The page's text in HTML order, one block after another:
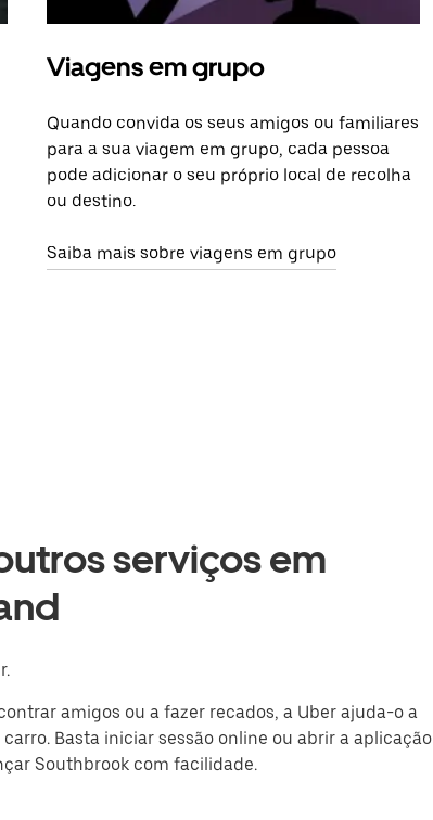
Viagens em grupo
Quando convida os seus amigos ou familiares
para a sua viagem em grupo, cada pessoa
pode adicionar o seu próprio local de recolha
ou destino.
Saiba mais sobre viagens em grupo
serviços em
amigos ou a fazer recados, a Uber ajuda-o a
Basta iniciar sessão online ou abrir a aplicação
Southbrook com facilidade.